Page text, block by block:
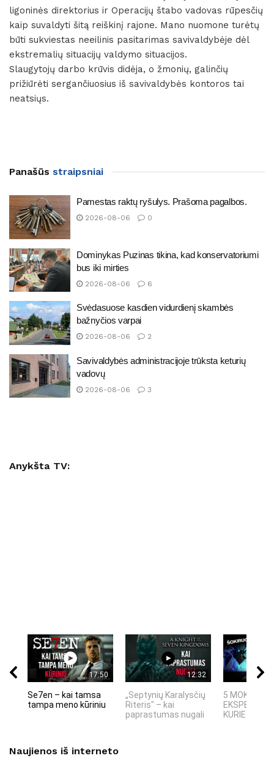
ligoninės direktorius ir Operacijų štabo vadovas rūpesčių
kaip suvaldyti šitą reiškinį rajone. Mano nuomone turėtų
būti sukviestas neeilinis pasitarimas savivaldybėje dėl
ekstremalių situacijų valdymo situacijos.
Slaugytojų darbo krūvis didėja, o žmonių, galinčių
prižiūrėti sergančiuosius iš savivaldybės kontoros tai
neatsiųs.
Panašūs straipsniai
Pamestas raktų ryšulys. Prašoma pagalbos.
2026-08-06 0
Dominykas Puzinas tikina, kad konservatoriumi
bus iki mirties
2026-08-06 6
Svėdasuose kasdien vidurdienį skambės
bažnyčios varpai
2026-08-06 2
Savivaldybės administracijoje trūksta keturių
vadovų
2026-08-06 3
Anykšta TV:
17:50
Se7en – kai tamsa
tampa meno kūriniu
12:32
„Septynių Karalysčių
Riteris" – kai
paprastumas nugali
5 MOKSLINIAI
KURIE
Naujienos iš interneto